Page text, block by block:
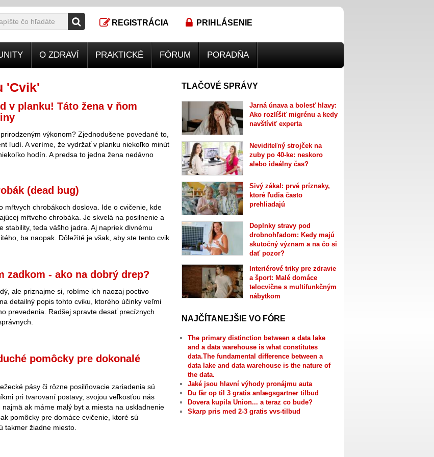
REGISTRÁCIA PRIHLÁSENIE
O ZDRAVÍ PRAKTICKÉ FÓRUM PORADŇA
'Cvik'
v planku! Táto žena v ňom
výkonom? Zjednodušene povedané to,
ľudí. A veríme, že vydržať v planku niekoľko minút
hodín. A predsa to jedna žena nedávno
(dead bug)
mŕtvych chrobákoch doslova. Ide o cvičenie, kde
mŕtveho chrobáka. Je skvelá na posilnenie a
stability, teda vášho jadra. Aj napriek divnému
ba naopak. Dôležité je však, aby ste tento cvik
zadkom - ako na dobrý drep?
ale priznajme si, robíme ich naozaj poctivo
detailný popis tohto cviku, ktorého účinky veľmi
prevedenia. Radšej spravte desať precíznych
pomôcky pre dokonalé
pásy či rôzne posilňovacie zariadenia sú
pri tvarovaní postavy, svojou veľkosťou nás
ak máme malý byt a miesta na uskladnenie
pomôcky pre domáce cvičenie, ktoré sú
takmer žiadne miesto.
TLAČOVÉ SPRÁVY
Jarná únava a bolesť hlavy:
Ako rozlíšiť migrénu a kedy
navštíviť experta
Neviditeľný strojček na
zuby po 40-ke: neskoro
alebo ideálny čas?
Sivý zákal: prvé príznaky,
ktoré ľudia často
prehliadajú
Doplnky stravy pod
drobnohľadom: Kedy majú
skutočný význam a na čo si
dať pozor?
Interiérové triky pre zdravie
a šport: Malé domáce
telocvične s multifunkčným
nábytkom
NAJČÍTANEJŠIE VO FÓRE
The primary distinction between a data lake
and a data warehouse is what constitutes
data.The fundamental difference between a
data lake and data warehouse is the nature of
the data.
Jaké jsou hlavní výhody pronájmu auta
Du får op til 3 gratis anlægsgartner tilbud
Dovera kupila Union... a teraz co bude?
Skarp pris med 2-3 gratis vvs-tilbud